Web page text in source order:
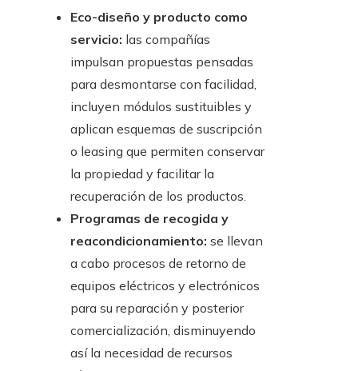
Eco-diseño y producto como
servicio: las compañías
impulsan propuestas pensadas
para desmontarse con facilidad,
incluyen módulos sustituibles y
aplican esquemas de suscripción
o leasing que permiten conservar
la propiedad y facilitar la
recuperación de los productos.
Programas de recogida y
reacondicionamiento: se llevan
a cabo procesos de retorno de
equipos eléctricos y electrónicos
para su reparación y posterior
comercialización, disminuyendo
así la necesidad de recursos